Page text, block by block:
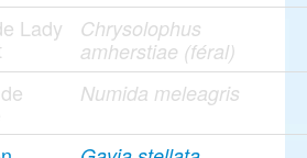
Lady
Chrysolophus
amherstiae (féral)
Numida meleagris